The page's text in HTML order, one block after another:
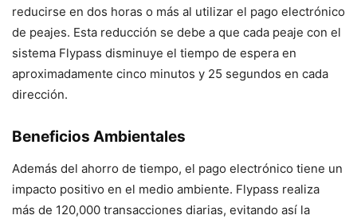
reducirse en dos horas o más al utilizar el pago electrónico
de peajes. Esta reducción se debe a que cada peaje con el
sistema Flypass disminuye el tiempo de espera en
aproximadamente cinco minutos y 25 segundos en cada
dirección.
Beneficios Ambientales
Además del ahorro de tiempo, el pago electrónico tiene un
impacto positivo en el medio ambiente. Flypass realiza
más de 120,000 transacciones diarias, evitando así la